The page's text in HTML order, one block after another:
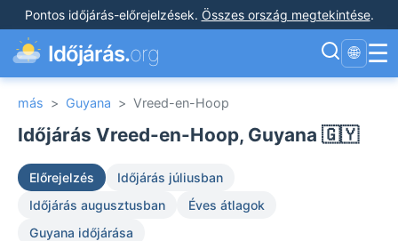
Pontos időjárás-előrejelzések. Összes ország megtekintése.
Időjárás.org 🌐 ☰
más > Guyana > Vreed-en-Hoop
Időjárás Vreed-en-Hoop, Guyana 🇬🇾
Előrejelzés
Időjárás júliusban
Időjárás augusztusban
Éves átlagok
Guyana időjárása